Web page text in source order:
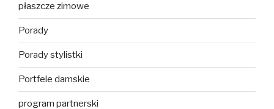
płaszcze zimowe
Porady
Porady stylistki
Portfele damskie
program partnerski